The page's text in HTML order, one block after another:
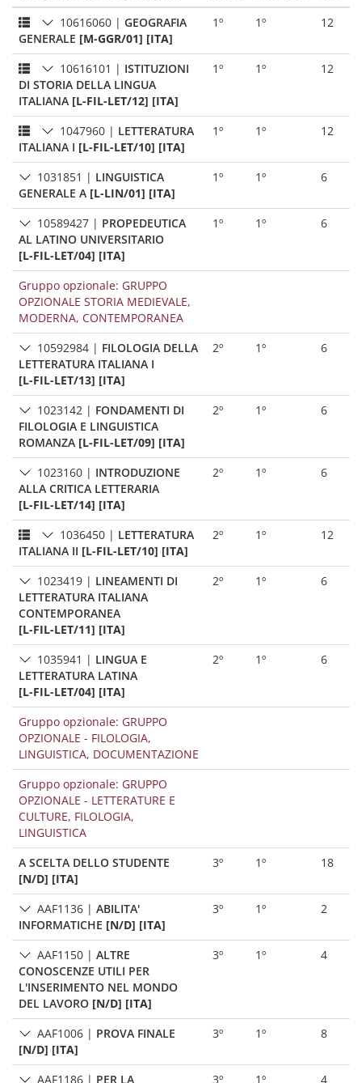
10616060 | GEOGRAFIA
GENERALE [M-GGR/01] [ITA]
1º 1º 12
10616101 | ISTITUZIONI
DI STORIA DELLA LINGUA
ITALIANA [L-FIL-LET/12] [ITA]
1º 1º 12
1047960 | LETTERATURA
ITALIANA I [L-FIL-LET/10] [ITA]
1º 1º 12
1031851 | LINGUISTICA
GENERALE A [L-LIN/01] [ITA]
1º 1º 6
10589427 | PROPEDEUTICA
AL LATINO UNIVERSITARIO
[L-FIL-LET/04] [ITA]
1º 1º 6
Gruppo opzionale: GRUPPO
OPZIONALE STORIA MEDIEVALE,
MODERNA, CONTEMPORANEA
10592984 | FILOLOGIA DELLA
LETTERATURA ITALIANA I
[L-FIL-LET/13] [ITA]
2º 1º 6
1023142 | FONDAMENTI DI
FILOLOGIA E LINGUISTICA
ROMANZA [L-FIL-LET/09] [ITA]
2º 1º 6
1023160 | INTRODUZIONE
ALLA CRITICA LETTERARIA
[L-FIL-LET/14] [ITA]
2º 1º 6
1036450 | LETTERATURA
ITALIANA II [L-FIL-LET/10] [ITA]
2º 1º 12
1023419 | LINEAMENTI DI
LETTERATURA ITALIANA
CONTEMPORANEA
[L-FIL-LET/11] [ITA]
2º 1º 6
1035941 | LINGUA E
LETTERATURA LATINA
[L-FIL-LET/04] [ITA]
2º 1º 6
Gruppo opzionale: GRUPPO
OPZIONALE - FILOLOGIA,
LINGUISTICA, DOCUMENTAZIONE
Gruppo opzionale: GRUPPO
OPZIONALE - LETTERATURE E
CULTURE, FILOLOGIA,
LINGUISTICA
A SCELTA DELLO STUDENTE
[N/D] [ITA]
3º 1º 18
AAF1136 | ABILITA'
INFORMATICHE [N/D] [ITA]
3º 1º 2
AAF1150 | ALTRE
CONOSCENZE UTILI PER
L'INSERIMENTO NEL MONDO
DEL LAVORO [N/D] [ITA]
3º 1º 4
AAF1006 | PROVA FINALE
[N/D] [ITA]
3º 1º 8
AAF1186 | PER LA 3º 1º 4